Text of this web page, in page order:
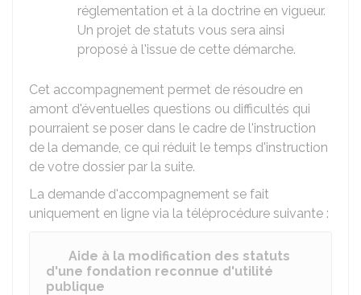
réglementation et à la doctrine en vigueur.
Un projet de statuts vous sera ainsi
proposé à l'issue de cette démarche.
Cet accompagnement permet de résoudre en
amont d'éventuelles questions ou difficultés qui
pourraient se poser dans le cadre de l'instruction
de la demande, ce qui réduit le temps d'instruction
de votre dossier par la suite.
La demande d'accompagnement se fait
uniquement en ligne via la téléprocédure suivante :
Aide à la modification des statuts
d'une fondation reconnue d'utilité
publique